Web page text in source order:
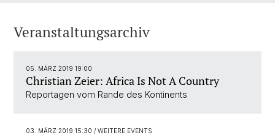
Veranstaltungsarchiv
05. MÄRZ 2019 19:00
Christian Zeier: Africa Is Not A Country
Reportagen vom Rande des Kontinents
03. MÄRZ 2019 15:30 / WEITERE EVENTS